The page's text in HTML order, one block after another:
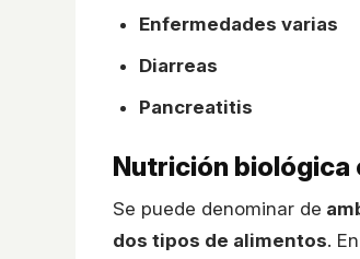
Enfermedades varias
Diarreas
Pancreatitis
Nutrición
Se puede denominar de
dos tipos de alimentos.